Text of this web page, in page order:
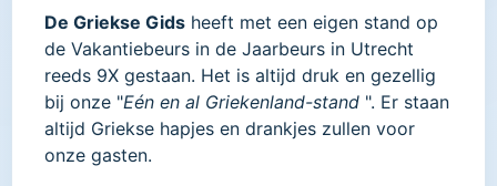
De Griekse Gids heeft met een eigen stand op
de Vakantiebeurs in de Jaarbeurs in Utrecht
reeds 9X gestaan. Het is altijd druk en gezellig
bij onze "Eén en al Griekenland-stand ". Er staan
altijd Griekse hapjes en drankjes zullen voor
onze gasten.